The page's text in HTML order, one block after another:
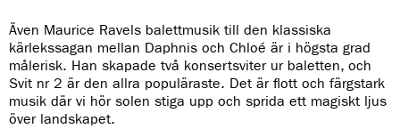
Även Maurice Ravels balettmusik till den klassiska
kärlekssagan mellan Daphnis och Chloé är i högsta grad
målerisk. Han skapade två konsertsviter ur baletten, och
Svit nr 2 är den allra populäraste. Det är flott och färgstark
musik där vi hör solen stiga upp och sprida ett magiskt ljus
över landskapet.